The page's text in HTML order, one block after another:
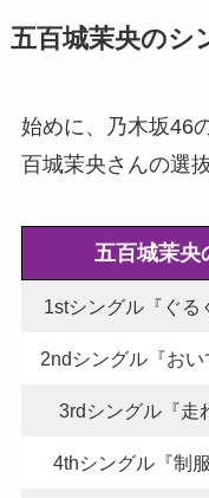
五百城茉央のシ
始めに、乃木坂46
百城茉央さんの選
五百城茉央
1stシングル『ぐる
2ndシングル『おい
3rdシングル『走
4thシングル『制